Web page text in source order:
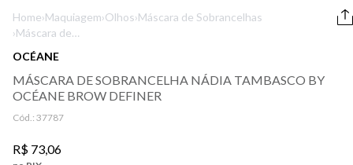
Home›Maquiagem›Olhos›Máscara de Sobrancelhas
›Máscara de
Sobrancelha
Nádia Tambasco
by Océane Brow
Definer
OCÉANE
MÁSCARA DE SOBRANCELHA NÁDIA TAMBASCO BY
OCÉANE BROW DEFINER
Cód.: 37787
R$ 73,06